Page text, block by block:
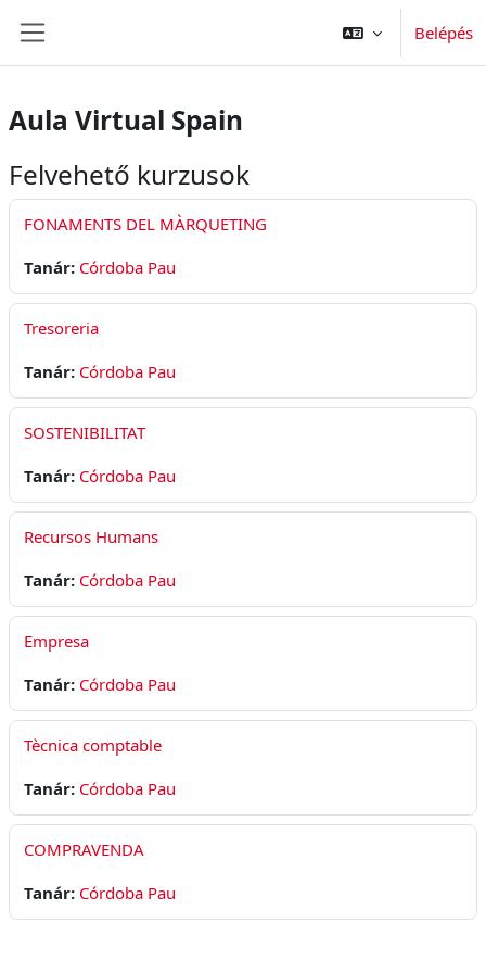
Belépés
Aula Virtual Spain
Felvehető kurzusok
FONAMENTS DEL MÀRQUETING
Tanár: Córdoba Pau
Tresoreria
Tanár: Córdoba Pau
SOSTENIBILITAT
Tanár: Córdoba Pau
Recursos Humans
Tanár: Córdoba Pau
Empresa
Tanár: Córdoba Pau
Tècnica comptable
Tanár: Córdoba Pau
COMPRAVENDA
Tanár: Córdoba Pau